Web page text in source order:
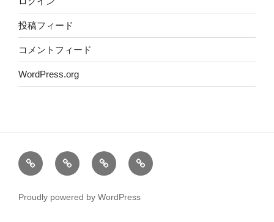
投稿フィード
コメントフィード
WordPress.org
ホ
ー
運
営
サ
イ
プ
ラ
Proudly powered by WordPress